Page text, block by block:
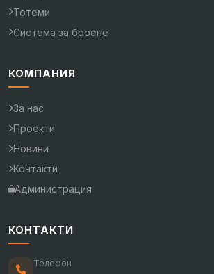
Тотеми
Система за броене
КОМПАНИЯ
За нас
Проекти
Новини
Контакти
Администрация
КОНТАКТИ
Телефон